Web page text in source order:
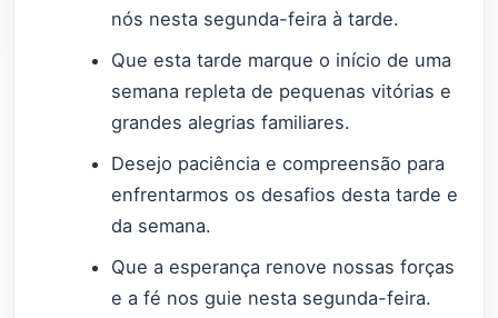
nós nesta segunda-feira à tarde.
Que esta tarde marque o início de uma
semana repleta de pequenas vitórias e
grandes alegrias familiares.
Desejo paciência e compreensão para
enfrentarmos os desafios desta tarde e
da semana.
Que a esperança renove nossas forças
e a fé nos guie nesta segunda-feira.